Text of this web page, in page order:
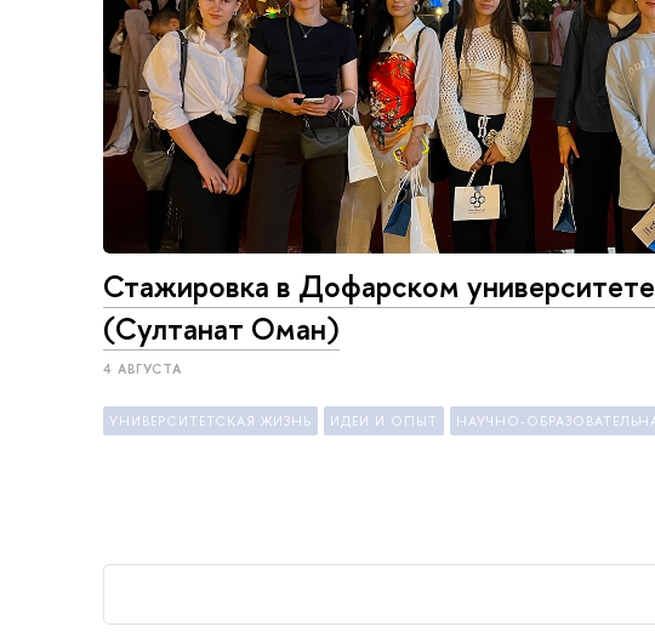
Стажировка в Дофарском университете
(Султанат Оман)
4 АВГУСТА
УНИВЕРСИТЕТСКАЯ ЖИЗНЬ ИДЕИ И ОПЫТ